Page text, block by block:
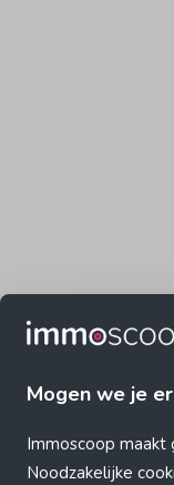
Mogen we je
Immoscoop maakt
Noodzakelijke